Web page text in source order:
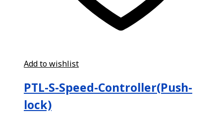
Add to wishlist
PTL-S-Speed-Controller(Push-
lock)